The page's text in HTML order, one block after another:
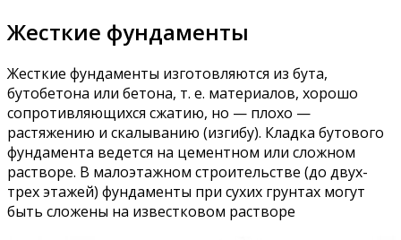
Жесткие фундаменты
Жесткие фундаменты изготовляются из бута,
бутобетона или бетона, т. е. материалов, хорошо
сопротивляющихся сжатию, но — плохо —
растяжению и скалыванию (изгибу). Кладка бутового
фундамента ведется на цементном или сложном
растворе. В малоэтажном строительстве (до двух-
трех этажей) фундаменты при сухих грунтах могут
быть сложены на известковом растворе